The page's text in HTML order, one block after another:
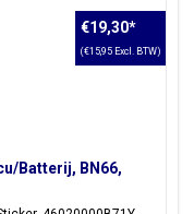
Batterij, BN66,
€19,30*
(€15,95 Excl. BTW)